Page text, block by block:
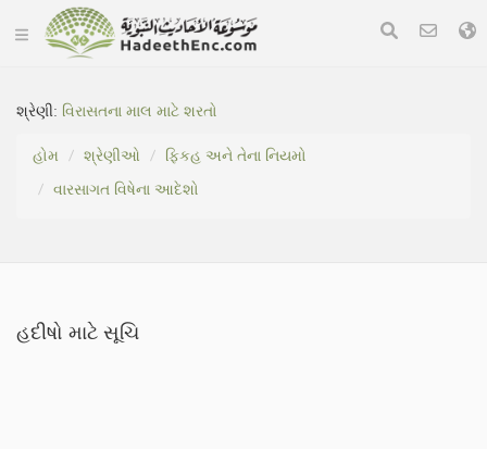
શ્રેણી: વિરાસતના માલ માટે શરતો
હોમ
શ્રેણીઓ
ફિકહ અને તેના નિયમો
વારસાગત વિષેના આદેશો
હદીષો માટે સૂચિ